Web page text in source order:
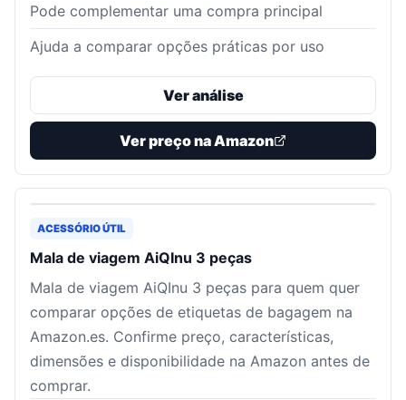
Pode complementar uma compra principal
Ajuda a comparar opções práticas por uso
Ver análise
Ver preço na Amazon
ACESSÓRIO ÚTIL
Mala de viagem AiQInu 3 peças
Mala de viagem AiQInu 3 peças para quem quer
comparar opções de etiquetas de bagagem na
Amazon.es. Confirme preço, características,
dimensões e disponibilidade na Amazon antes de
comprar.